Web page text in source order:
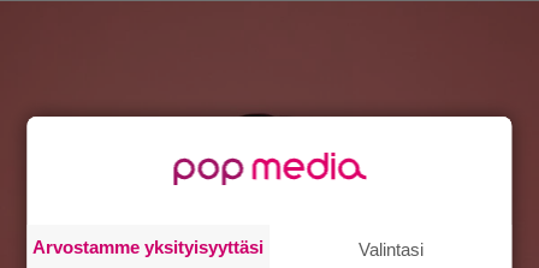
Arvostamme yksityisyyttäsi Valintasi